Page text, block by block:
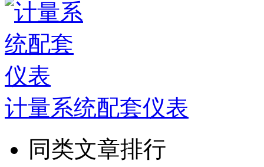
计量系统配套仪表
同类文章排行